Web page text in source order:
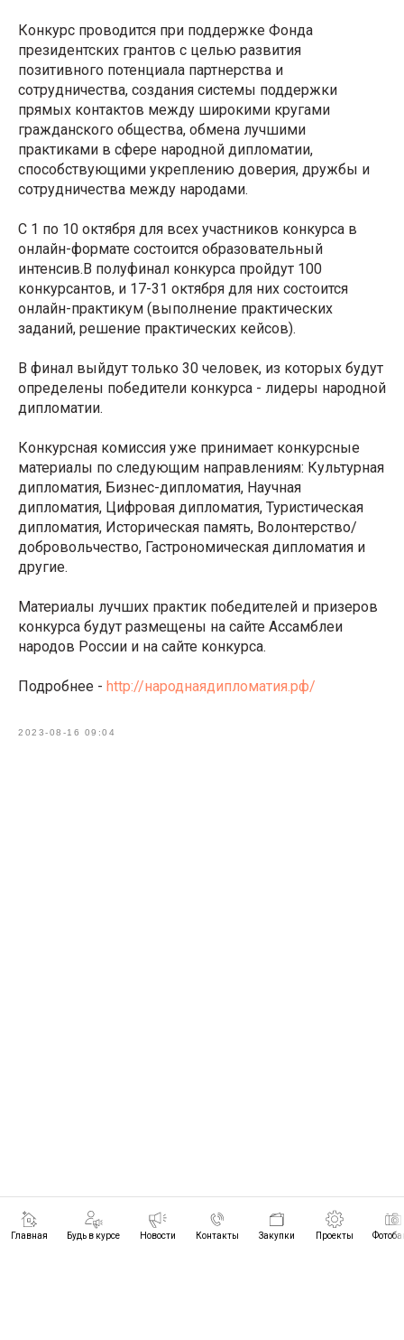
Главная Будь в курсе Новости Контакты Закупки Проекты
Конкурс проводится при поддержке Фонда
президентских грантов с целью развития
позитивного потенциала партнерства и
сотрудничества, создания системы поддержки
прямых контактов между широкими кругами
гражданского общества, обмена лучшими
практиками в сфере народной дипломатии,
способствующими укреплению доверия, дружбы и
сотрудничества между народами.
С 1 по 10 октября для всех участников конкурса в
онлайн-формате состоится образовательный
интенсив.В полуфинал конкурса пройдут 100
конкурсантов, и 17-31 октября для них состоится
онлайн-практикум (выполнение практических
заданий, решение практических кейсов).
В финал выйдут только 30 человек, из которых будут
определены победители конкурса - лидеры народной
дипломатии.
Конкурсная комиссия уже принимает конкурсные
материалы по следующим направлениям: Культурная
дипломатия, Бизнес-дипломатия, Научная
дипломатия, Цифровая дипломатия, Туристическая
дипломатия, Историческая память, Волонтерство/
добровольчество, Гастрономическая дипломатия и
другие.
Материалы лучших практик победителей и призеров
конкурса будут размещены на сайте Ассамблеи
народов России и на сайте конкурса.
Подробнее - http://народнаядипломатия.рф/
2023-08-16 09:04